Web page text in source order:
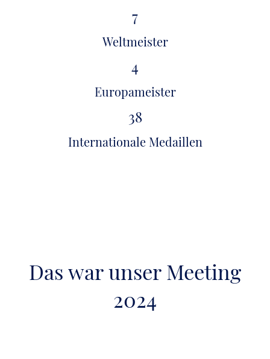
7
Weltmeister
4
Europameister
38
Internationale Medaillen
Das war unser Meeting
2024